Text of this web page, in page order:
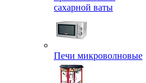
сахарной ваты
Печи микроволновые